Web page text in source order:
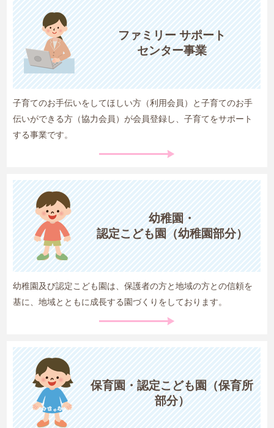
ファミリーサポート
センター事業
子育てのお手伝いをしてほしい方（利用会員）と子育てのお手
伝いができる方（協力会員）が会員登録し、子育てをサポート
する事業です。
幼稚園・
認定こども園（幼稚園部分）
幼稚園及び認定こども園は、保護者の方と地域の方との信頼を
基に、地域とともに成長する園づくりをしております。
保育園・認定こども園（保育所
部分）